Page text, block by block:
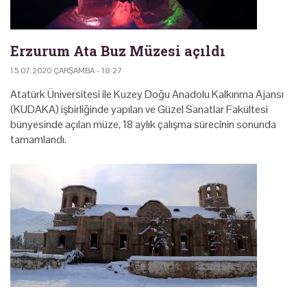
Erzurum Ata Buz Müzesi açıldı
15.07.2020 ÇARŞAMBA - 18:27
Atatürk Üniversitesi ile Kuzey Doğu Anadolu Kalkınma Ajansı
(KUDAKA) işbirliğinde yapılan ve Güzel Sanatlar Fakültesi
bünyesinde açılan müze, 18 aylık çalışma sürecinin sonunda
tamamlandı.